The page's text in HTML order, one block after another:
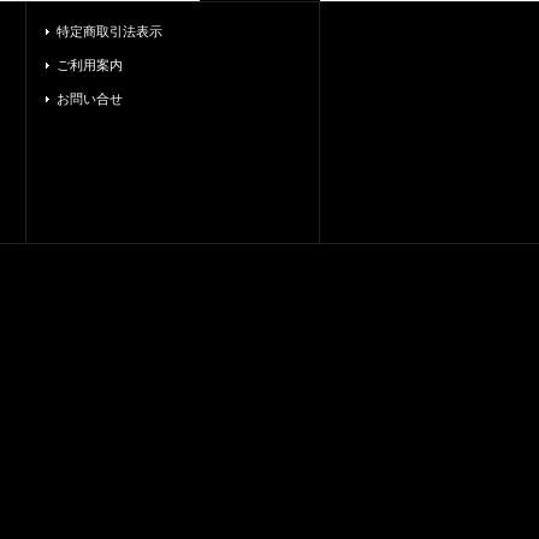
特定商取引法表示
ご利用案内
お問い合せ